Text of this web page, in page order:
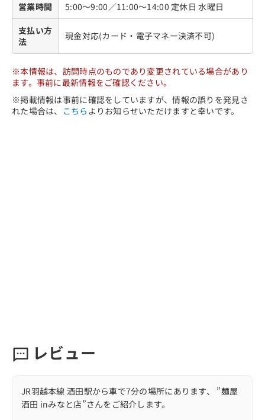
営業時間
5:00～9:00／11:00～14:00 定休日 水曜日
支払い方
法
現金対応(カード・電子マネー決済不可)
※本情報は、訪問時点のものであり変更されている場合があり
ます。事前に最新情報をご確認ください。
※掲載情報は事前に確認をしていますが、情報の誤りを発見さ
れた場合は、 こちら よりお知らせいただけますと幸いです。
レビュー
JR羽越本線 酒田駅から車で7分の場所にあります、 ”麺屋
酒田 inみなと店”さんをご紹介します。